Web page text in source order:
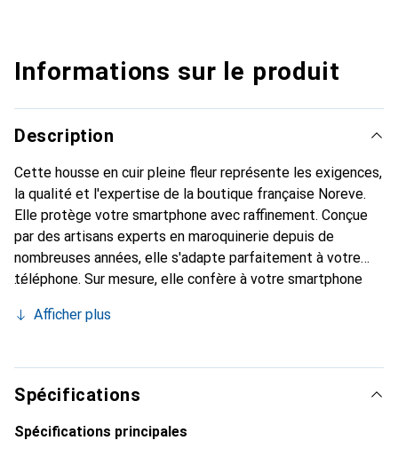
Informations sur le produit
Description
Cette housse en cuir pleine fleur représente les exigences,
la qualité et l'expertise de la boutique française Noreve.
Elle protège votre smartphone avec raffinement. Conçue
par des artisans experts en maroquinerie depuis de
nombreuses années, elle s'adapte parfaitement à votre
téléphone. Sur mesure, elle confère à votre smartphone
Elle devient un accessoire chic et incontournable.
haute qualité, la marque Noreve est un choix sûr pour une
clientèle exigeante.
Afficher plus
Spécifications
Spécifications principales